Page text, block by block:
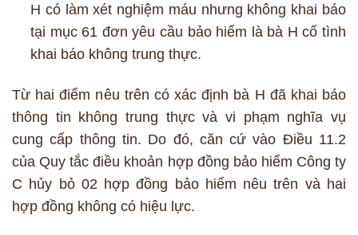
H có làm xét nghiệm máu nhưng không khai báo
tại mục 61 đơn yêu cầu bảo hiểm là bà H cố tình
khai báo không trung thực.
Từ hai điểm nêu trên có xác định bà H đã khai báo
thông tin không trung thực và vi phạm nghĩa vụ
cung cấp thông tin. Do đó, căn cứ vào Điều 11.2
của Quy tắc điều khoản hợp đồng bảo hiểm Công ty
C hủy bỏ 02 hợp đồng bảo hiểm nêu trên và hai
hợp đồng không có hiệu lực.